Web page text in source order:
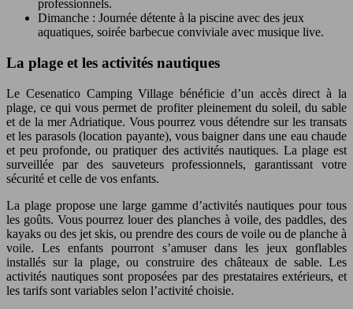
professionnels.
Dimanche : Journée détente à la piscine avec des jeux
aquatiques, soirée barbecue conviviale avec musique live.
La plage et les activités nautiques
Le Cesenatico Camping Village bénéficie d’un accès direct à la
plage, ce qui vous permet de profiter pleinement du soleil, du sable
et de la mer Adriatique. Vous pourrez vous détendre sur les transats
et les parasols (location payante), vous baigner dans une eau chaude
et peu profonde, ou pratiquer des activités nautiques. La plage est
surveillée par des sauveteurs professionnels, garantissant votre
sécurité et celle de vos enfants.
La plage propose une large gamme d’activités nautiques pour tous
les goûts. Vous pourrez louer des planches à voile, des paddles, des
kayaks ou des jet skis, ou prendre des cours de voile ou de planche à
voile. Les enfants pourront s’amuser dans les jeux gonflables
installés sur la plage, ou construire des châteaux de sable. Les
activités nautiques sont proposées par des prestataires extérieurs, et
les tarifs sont variables selon l’activité choisie.